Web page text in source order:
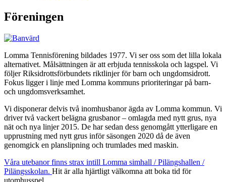
Föreningen
Lomma Tennisförening bildades 1977. Vi ser oss som det lilla lokala
alternativet. Målsättningen är att erbjuda tennisskola och lagspel. Vi
följer Riksidrottsförbundets riktlinjer för barn och ungdomsidrott.
Fokus ligger i linje med Lomma kommuns prioriteringar på barn-
och ungdomsverksamhet.
Vi disponerar delvis två inomhusbanor ägda av Lomma kommun. Vi
driver två vackert belägna grusbanor – omlagda med nytt grus, nya
nät och nya linjer 2015. De har sedan dess genomgått ytterligare en
upprustning med nytt grus inför säsongen 2020 då de även
genomgick en planslipning och trumlades med maskin.
Våra utebanor finns strax intill Lomma simhall / Pilängshallen /
Pilängsskolan. Hit är alla hjärtligt välkomna att boka tid för
utomhusspel.